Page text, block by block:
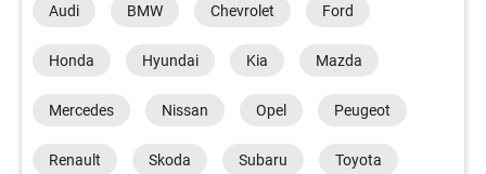
Audi BMW Chevrolet Ford
Honda Hyundai Kia Mazda
Mercedes Nissan Opel Peugeot
Renault Skoda Subaru Toyota